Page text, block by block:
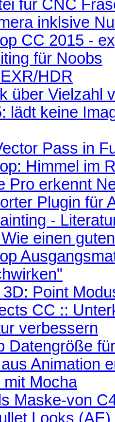
für CNC
inklsive
CC 2015 -
für Noobs
HDR
über Vielzahl
lädt keine
Pass in
Himmel im
Pro erkennt
Plugin für
-
einen
Point
CC ::
verbessern
Datengröße
Animation
mit Mocha
Maske-von
Looks